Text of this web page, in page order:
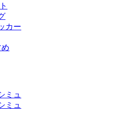
カー
ミュ
ミュ